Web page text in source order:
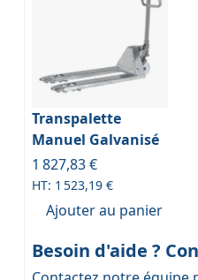
Transpalette
Manuel Galvanisé
1 827,83 €
1 523,19 €
Ajouter au panier
Besoin d'aide ?